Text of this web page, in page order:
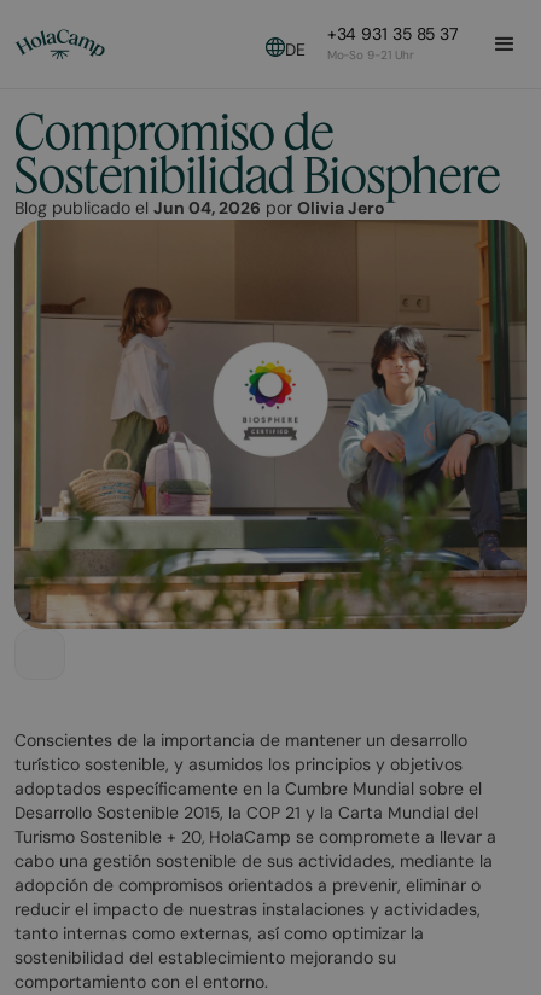
DE
+34 931 35 85 37
Mo-So 9-21 Uhr
Compromiso de
Sostenibilidad Biosphere
Blog publicado el Jun 04, 2026 por Olivia Jero
Conscientes de la importancia de mantener un desarrollo
turístico sostenible, y asumidos los principios y objetivos
adoptados específicamente en la Cumbre Mundial sobre el
Desarrollo Sostenible 2015, la COP 21 y la Carta Mundial del
Turismo Sostenible + 20, HolaCamp se compromete a llevar a
cabo una gestión sostenible de sus actividades, mediante la
adopción de compromisos orientados a prevenir, eliminar o
reducir el impacto de nuestras instalaciones y actividades,
tanto internas como externas, así como optimizar la
sostenibilidad del establecimiento mejorando su
comportamiento con el entorno.